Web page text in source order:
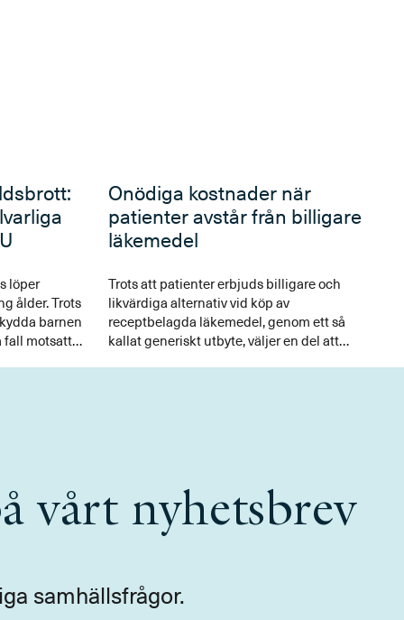
löper
ålder. Trots
barnen
fall motsatt
Onödiga kostnader när
patienter avstår från billigare
läkemedel
Trots att patienter erbjuds billigare och
likvärdiga alternativ vid köp av
receptbelagda läkemedel, genom ett så
kallat generiskt utbyte, väljer en del att
vårt nyhetsbrev
samhällsfrågor.